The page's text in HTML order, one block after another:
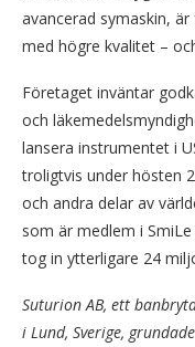
avancerad symaskin,
med högre kvalitet –
Företaget inväntar
och
lansera instrumentet i
troligtvis under hösten
och andra delar av
som är medlem i
tog in ytterligare 24
Suturion AB, ett
i Lund, Sverige,